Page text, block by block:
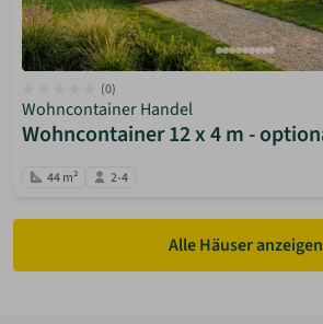
(0)
Wohncontainer Handel
44 m² 2-4
Alle Häuser anzeigen